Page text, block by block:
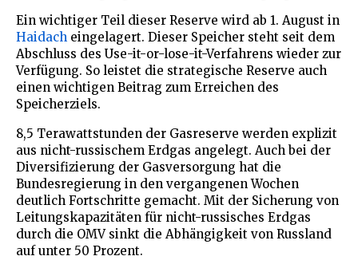
Ein wichtiger Teil dieser Reserve wird ab 1. August in
Haidach eingelagert. Dieser Speicher steht seit dem
Abschluss des Use-it-or-lose-it-Verfahrens wieder zur
Verfügung. So leistet die strategische Reserve auch
einen wichtigen Beitrag zum Erreichen des
Speicherziels.
8,5 Terawattstunden der Gasreserve werden explizit
aus nicht-russischem Erdgas angelegt. Auch bei der
Diversifizierung der Gasversorgung hat die
Bundesregierung in den vergangenen Wochen
deutlich Fortschritte gemacht. Mit der Sicherung von
Leitungskapazitäten für nicht-russisches Erdgas
durch die OMV sinkt die Abhängigkeit von Russland
auf unter 50 Prozent.